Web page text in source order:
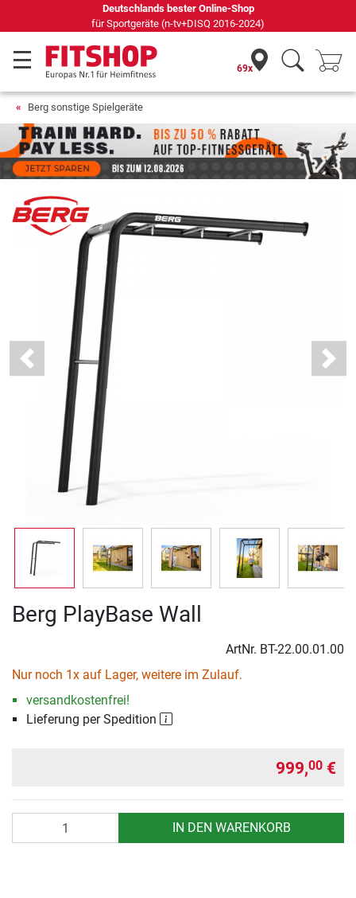
Deutschlands bester Online-Shop
für Sportgeräte (n-tv+DISQ 2016-2024)
69x
Berg sonstige Spielgeräte
Previous Next
Berg PlayBase Wall
ArtNr. BT-22.00.01.00
Nur noch 1x auf Lager, weitere im Zulauf.
versandkostenfrei!
Lieferung per Spedition
999,00 €
IN DEN WARENKORB